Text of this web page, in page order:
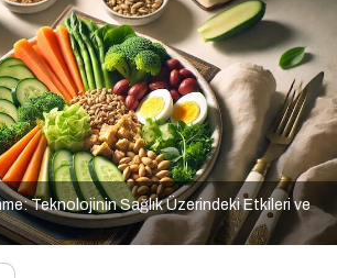
Teknolojinin Sağlık Üzerindeki Etkileri ve